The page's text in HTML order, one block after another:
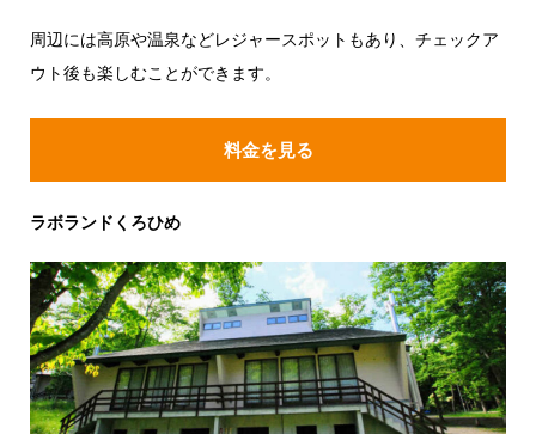
周辺には高原や温泉などレジャースポットもあり、チェックア
ウト後も楽しむことができます。
料金を見る
ラボランドくろひめ